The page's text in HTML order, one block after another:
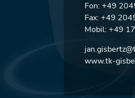
Fon: +49
Fax: +49
Mobil: +49
www.tk-